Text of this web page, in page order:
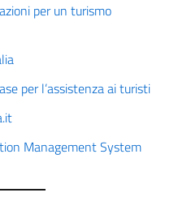
per un turismo
per l’assistenza ai turisti
Management System